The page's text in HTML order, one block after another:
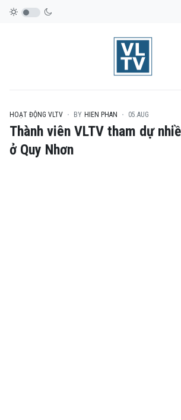
HOẠT ĐỘNG VLTV BY HIEN PHAN 05.AUG
Thành viên VLTV tham dự
ở Quy Nhơn